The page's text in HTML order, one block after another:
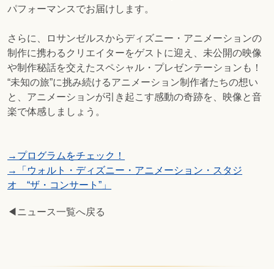
パフォーマンスでお届けします。
さらに、ロサンゼルスからディズニー・アニメーションの
制作に携わるクリエイターをゲストに迎え、未公開の映像
や制作秘話を交えたスペシャル・プレゼンテーションも！
“未知の旅”に挑み続けるアニメーション制作者たちの想い
と、アニメーションが引き起こす感動の奇跡を、映像と音
楽で体感しましょう。
→プログラムをチェック！
→「ウォルト・ディズニー・アニメーション・スタジ
オ “ザ・コンサート”」
◀ニュース一覧へ戻る